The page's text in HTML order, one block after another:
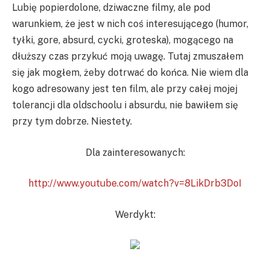
Lubię popierdolone, dziwaczne filmy, ale pod
warunkiem, że jest w nich coś interesującego (humor,
tyłki, gore, absurd, cycki, groteska), mogącego na
dłuższy czas przykuć moją uwagę. Tutaj zmuszałem
się jak mogłem, żeby dotrwać do końca. Nie wiem dla
kogo adresowany jest ten film, ale przy całej mojej
tolerancji dla oldschoolu i absurdu, nie bawiłem się
przy tym dobrze. Niestety.
Dla zainteresowanych:
http://www.youtube.com/watch?v=8LikDrb3DoI
Werdykt: